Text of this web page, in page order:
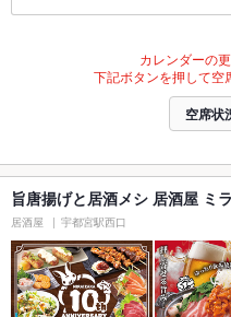
カレンダーの
下記ボタンを押して空
空席状
旨唐揚げと居酒メシ 居酒屋 ミ
居酒屋 宇都宮駅西口